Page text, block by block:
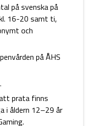
på svenska på
16-20 samt ti,
och
på ÅHS
prata finns
i åldern 12–29 år